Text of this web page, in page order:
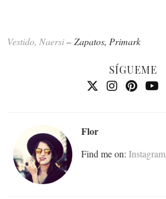
Vestido, Naersi– Zapatos, Primark
SÍGUEME
Flor
Find me on: Instagram